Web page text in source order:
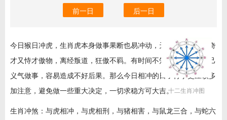
前一日 后一日
十二生肖冲图
今日猴日冲虎，生肖虎本身做事果断也易冲动，天生好斗，天纵奇
才又恃才傲物，离经叛道，狂傲不羁。有时间不知道进退，凭自己
义气做事，容易造成不好后果。那么今日相冲的日子行事更应该多
加注意，避免做一些重大决定，一切求稳方可大吉。
生肖冲煞：与虎相冲，与虎相刑，与猪相害，与鼠龙三合，与蛇六